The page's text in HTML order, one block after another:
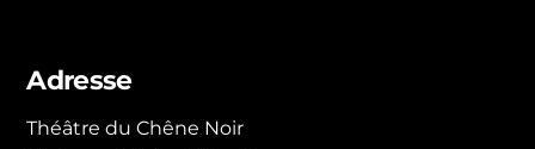
Adresse
Théâtre du Chêne Noir